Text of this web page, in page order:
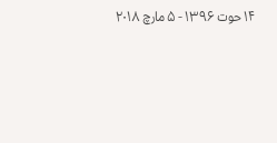
۱۴ حوت ۱۳۹۶ - ۵ مارچ ۲۰۱۸